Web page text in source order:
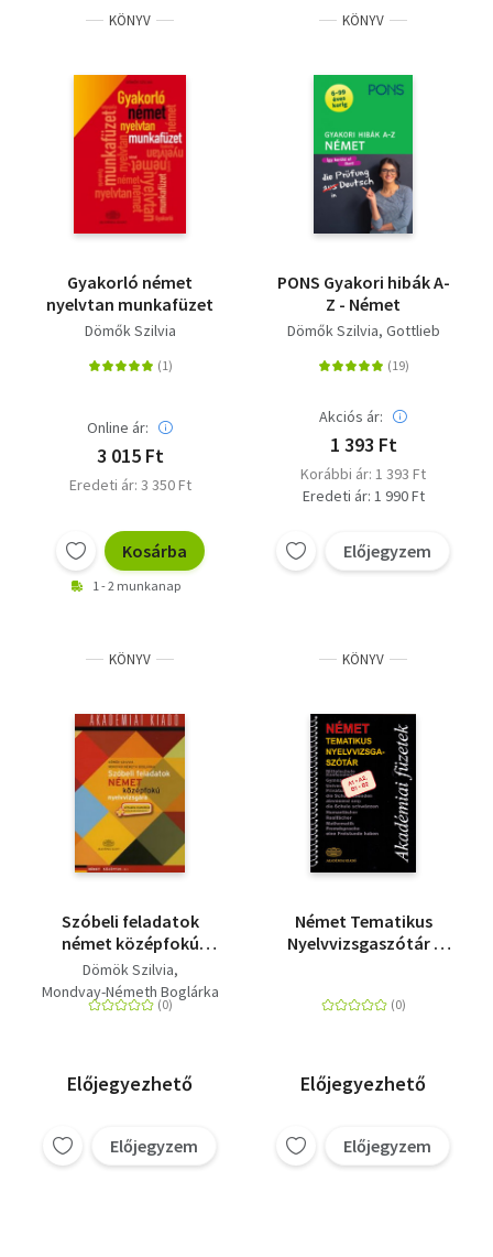
KÖNYV
Gyakorló német
nyelvtan munkafüzet
Dömők Szilvia
Online ár:
3 015 Ft
Eredeti ár: 3 350 Ft
Kosárba
1 - 2 munkanap
KÖNYV
PONS Gyakori hibák A-
Z - Német
Dömők Szilvia Gottlieb
Akciós ár:
1 393 Ft
Korábbi ár: 1 393 Ft
Eredeti ár: 1 990 Ft
Előjegyzem
KÖNYV
Szóbeli feladatok
német középfokú
nyelvvizsgára - +
virtuális melléklet
Dömök Szilvia
Mondvay-Németh Boglárka
Előjegyezhető
Előjegyzem
KÖNYV
Német Tematikus
Nyelvvizsgaszótár -
Előjegyezhető
Előjegyzem